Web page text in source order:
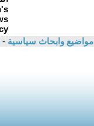
مواضيع وابحاث سياسية -